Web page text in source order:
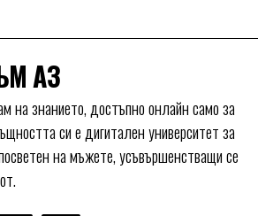
АЗ
знанието, достъпно онлайн само за
си е дигитален университет за
на мъжете, усъвършенстващи се